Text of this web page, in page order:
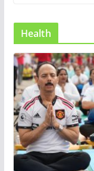
Health